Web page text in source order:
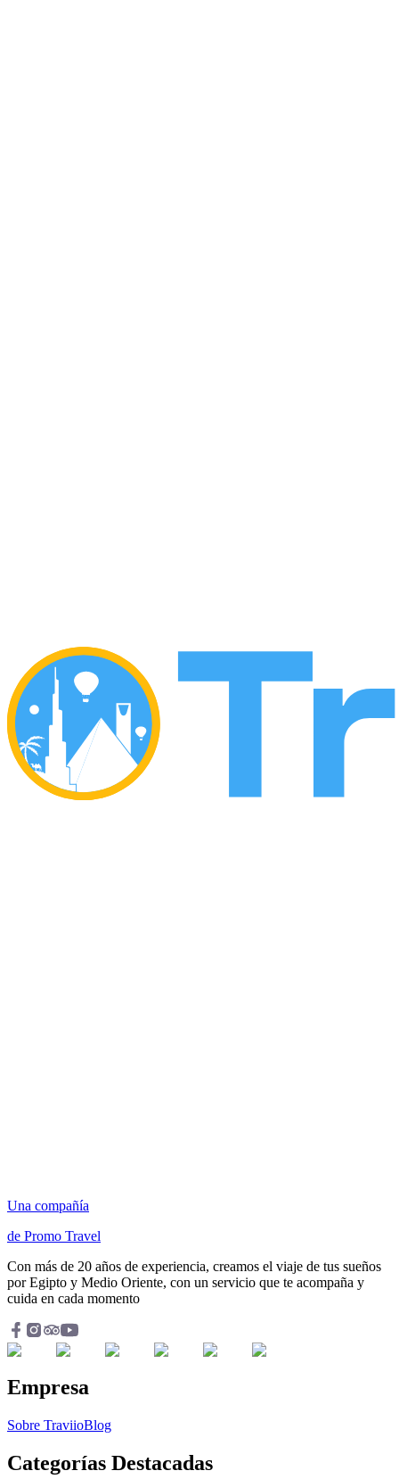
Una compañía
de Promo Travel
Con más de 20 años de experiencia, creamos el viaje de tus sueños
por Egipto y Medio Oriente, con un servicio que te acompaña y
cuida en cada momento
Empresa
Sobre TraviioBlog
Categorías Destacadas